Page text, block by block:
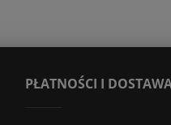
PŁATNOŚCI I